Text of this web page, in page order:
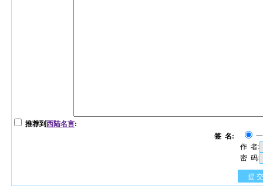
推荐到西陆名言:
签 名:
作 者:
密 码:
提 交